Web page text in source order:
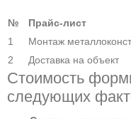
№ Прайс-лист
1
Монтаж
2
Доставка на объект
Стоимость
следующих